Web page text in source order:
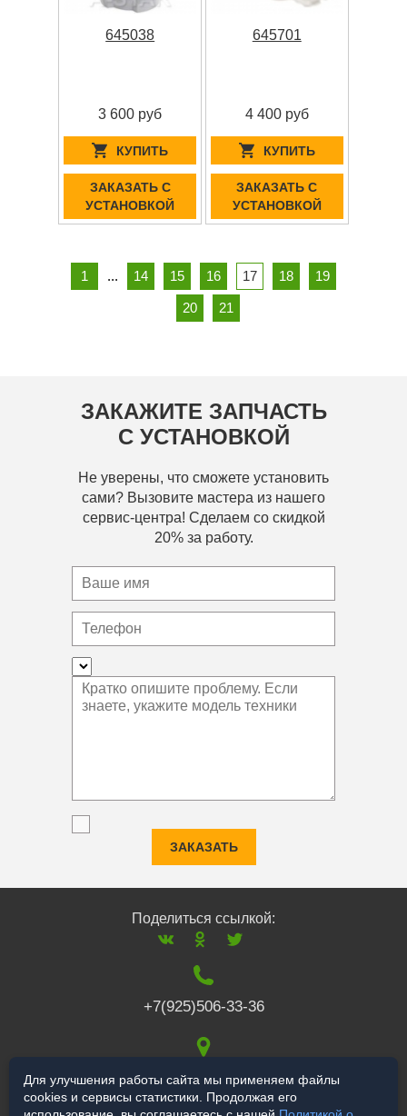
645038
3 600 руб
КУПИТЬ
ЗАКАЗАТЬ С
УСТАНОВКОЙ
645701
4 400 руб
КУПИТЬ
ЗАКАЗАТЬ С
УСТАНОВКОЙ
1 ... 14 15 16 17 18 19
20 21
ЗАКАЖИТЕ ЗАПЧАСТЬ
С УСТАНОВКОЙ
Не уверены, что сможете установить
сами? Вызовите мастера из нашего
сервис-центра! Сделаем со скидкой
20% за работу.
ЗАКАЗАТЬ
Поделиться ссылкой:
+7(925)506-33-36
117519,г. Москва,
Варшавское ш., 132
Для улучшения работы сайта мы применяем файлы
cookies и сервисы статистики. Продолжая его